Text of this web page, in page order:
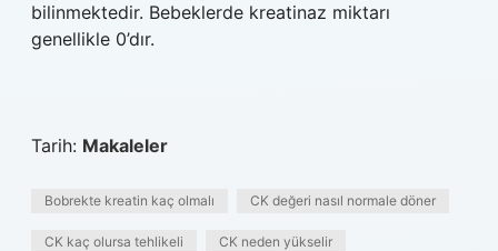
bilinmektedir. Bebeklerde kreatinaz miktarı
genellikle 0’dır.
Tarih: Makaleler
Bobrekte kreatin kaç olmalı CK değeri nasıl normale döner
CK kaç olursa tehlikeli CK neden yükselir